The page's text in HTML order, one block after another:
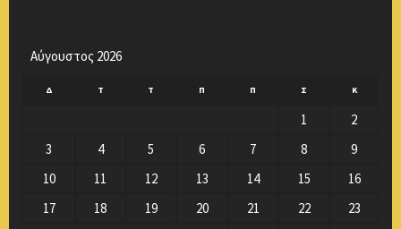
Αύγουστος 2026
Δ Τ Τ Π Π Σ Κ
1
2
3
4 5 6 7 8
9
10
11 12 13 14 15
16
17
18 19 20 21 22
23